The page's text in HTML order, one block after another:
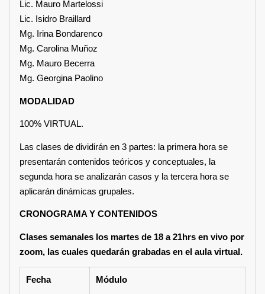
Lic. Mauro Martelossi
Lic. Isidro Braillard
Mg. Irina Bondarenco
Mg. Carolina Muñoz
Mg. Mauro Becerra
Mg. Georgina Paolino
MODALIDAD
100% VIRTUAL.
Las clases de dividirán en 3 partes: la primera hora se
presentarán contenidos teóricos y conceptuales, la
segunda hora se analizarán casos y la tercera hora se
aplicarán dinámicas grupales.
CRONOGRAMA Y CONTENIDOS
Clases semanales los martes de 18 a 21hrs en vivo por
zoom, las cuales quedarán grabadas en el aula virtual.
Fecha Módulo